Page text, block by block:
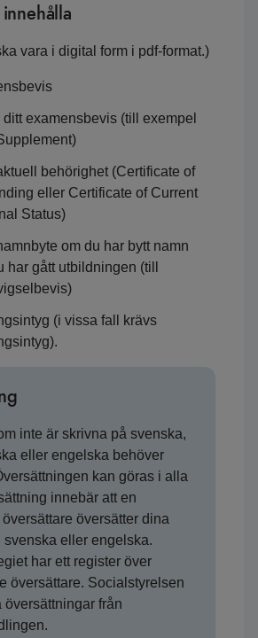
vara i digital form i pdf-format.)
examensbevis (till exempel
behörighet (Certificate of
eller Certificate of Current
Status)
om du har bytt namn
har gått utbildningen (till
(i vissa fall krävs
inte är skrivna på svenska,
eller engelska behöver
kan göras i alla
innebär att en
översätter dina
svenska eller engelska.
har ett register över
översättare. Socialstyrelsen
översättningar från